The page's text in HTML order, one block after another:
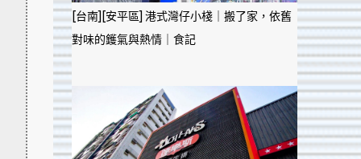
[台南][安平區] 港式灣仔小棧｜搬了家，依舊
對味的鑊氣與熱情｜食記